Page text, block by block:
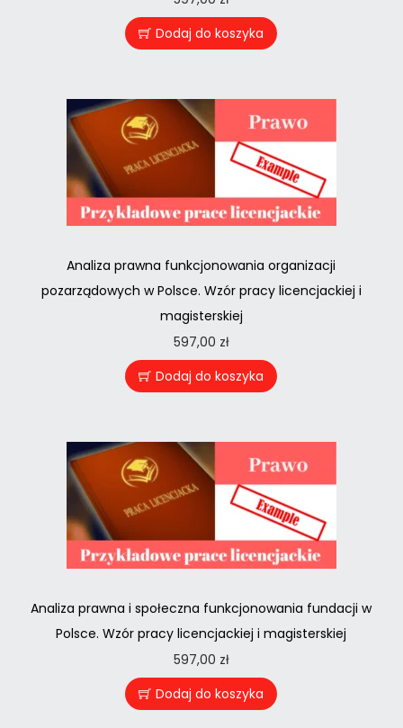
Dodaj do koszyka
Analiza prawna funkcjonowania organizacji
pozarządowych w Polsce. Wzór pracy licencjackiej i
magisterskiej
597,00 zł
Dodaj do koszyka
Analiza prawna i społeczna funkcjonowania fundacji w
Polsce. Wzór pracy licencjackiej i magisterskiej
597,00 zł
Dodaj do koszyka